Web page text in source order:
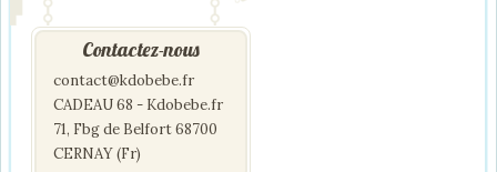
Contactez-nous
contact@kdobebe.fr
CADEAU 68 - Kdobebe.fr
71, Fbg de Belfort 68700
CERNAY (Fr)